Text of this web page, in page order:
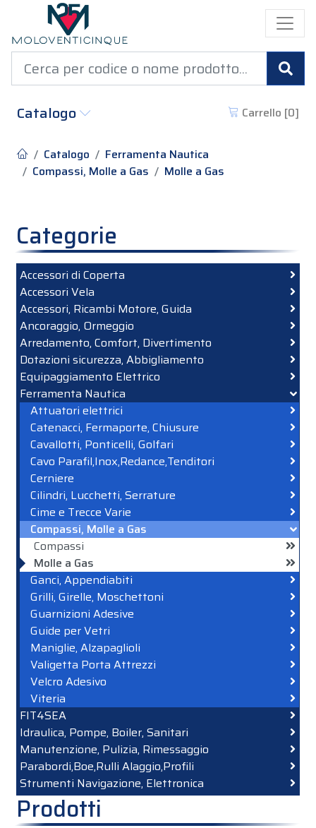
Catalogo
Carrello [0]
Catalogo
Ferramenta Nautica
Compassi, Molle a Gas
Molle a Gas
Categorie
Accessori di Coperta
Accessori Vela
Accessori, Ricambi Motore, Guida
Ancoraggio, Ormeggio
Arredamento, Comfort, Divertimento
Dotazioni sicurezza, Abbigliamento
Equipaggiamento Elettrico
Ferramenta Nautica
Attuatori elettrici
Catenacci, Fermaporte, Chiusure
Cavallotti, Ponticelli, Golfari
Cavo Parafil,Inox,Redance,Tenditori
Cerniere
Cilindri, Lucchetti, Serrature
Cime e Trecce Varie
Compassi, Molle a Gas
Compassi
Molle a Gas
Ganci, Appendiabiti
Grilli, Girelle, Moschettoni
Guarnizioni Adesive
Guide per Vetri
Maniglie, Alzapaglioli
Valigetta Porta Attrezzi
Velcro Adesivo
Viteria
FIT4SEA
Idraulica, Pompe, Boiler, Sanitari
Manutenzione, Pulizia, Rimessaggio
Parabordi,Boe,Rulli Alaggio,Profili
Strumenti Navigazione, Elettronica
Prodotti